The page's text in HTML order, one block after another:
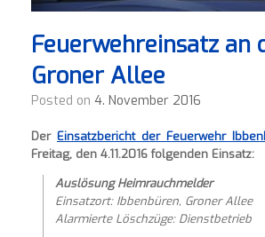
Feuerwehreinsatz an
Groner Allee
Posted on 4. November 2016
Der Einsatzbericht der Feuerwehr
Freitag, den 4.11.2016 folgenden Einsatz:
Auslösung Heimrauchmelder
Einsatzort:Ibbenbüren, Groner Allee
Alarmierte Löschzüge:Dienstbetrieb